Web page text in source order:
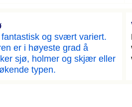
og svært variert.
er i høyeste grad å
sjø, holmer og skjær eller
typen.